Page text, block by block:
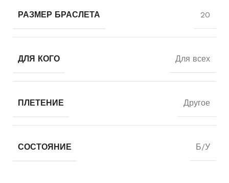
РАЗМЕР БРАСЛЕТА 20
ДЛЯ КОГО Для всех
ПЛЕТЕНИЕ Другое
СОСТОЯНИЕ Б/У